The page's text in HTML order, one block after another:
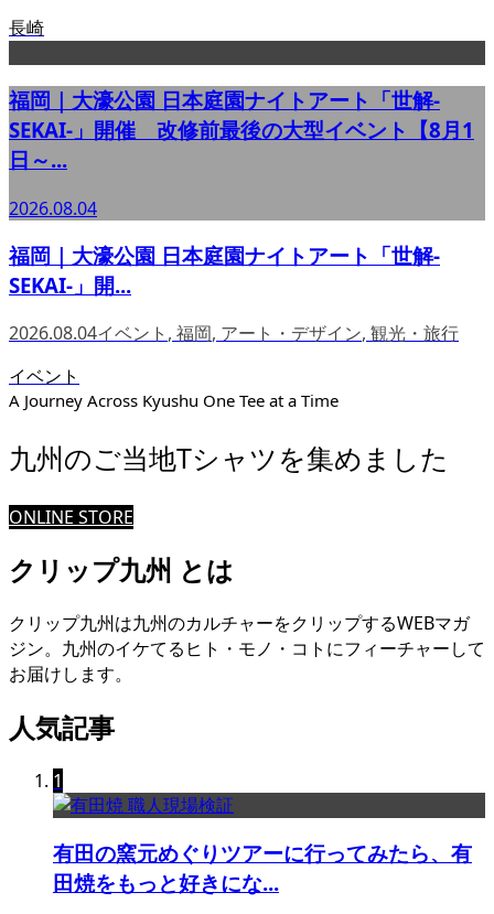
長崎
福岡｜大濠公園 日本庭園ナイトアート「世解-
SEKAI-」開催 改修前最後の大型イベント【8月1
日～...
2026.08.04
福岡｜大濠公園 日本庭園ナイトアート「世解-
SEKAI-」開...
2026.08.04イベント , 福岡, アート・デザイン, 観光・旅行
イベント
A Journey Across Kyushu One Tee at a Time
九州のご当地Tシャツを集めました
ONLINE STORE
クリップ九州 とは
クリップ九州は九州のカルチャーをクリップするWEBマガ
ジン。九州のイケてるヒト・モノ・コトにフィーチャーして
お届けします。
人気記事
1
有田の窯元めぐりツアーに行ってみたら、有
田焼をもっと好きにな...